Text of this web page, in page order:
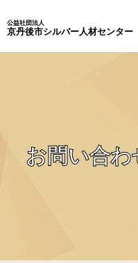
公益社団法人
京丹後市シルバー人材センター
お問い合